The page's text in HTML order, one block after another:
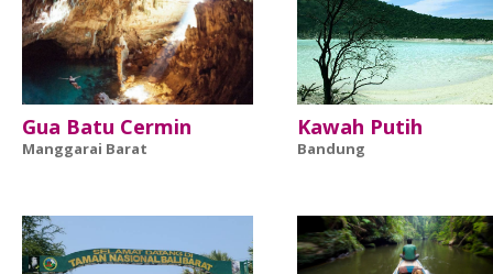
Gua Batu Cermin
Manggarai Barat
Kawah Putih
Bandung